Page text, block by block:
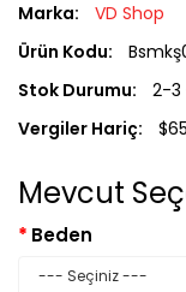
Marka:
VD Shop
Ürün Kodu:
Stok Durumu:
2-3
Vergiler Hariç:
Mevcut
Beden